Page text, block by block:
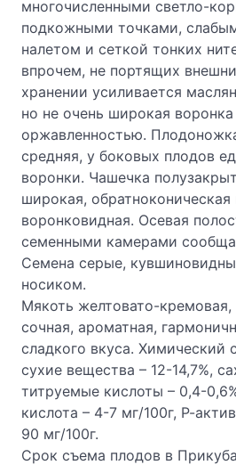
многочисленными светло-
подкожными точками,
налетом и сеткой тонких
впрочем, не портящих
хранении усиливается
но не очень широкая
оржавленностью.
средняя, у боковых плодов
воронки. Чашечка
широкая, обратноконическая
воронковидная. Осевая
семенными камерами
Семена серые,
носиком.
Мякоть желтовато-кремовая,
сочная, ароматная,
сладкого вкуса. Химический
сухие вещества – 12-14,7%,
титруемые кислоты – 0,4-
кислота – 4-7 мг/100г, Р-
90 мг/100г.
Срок съема плодов в